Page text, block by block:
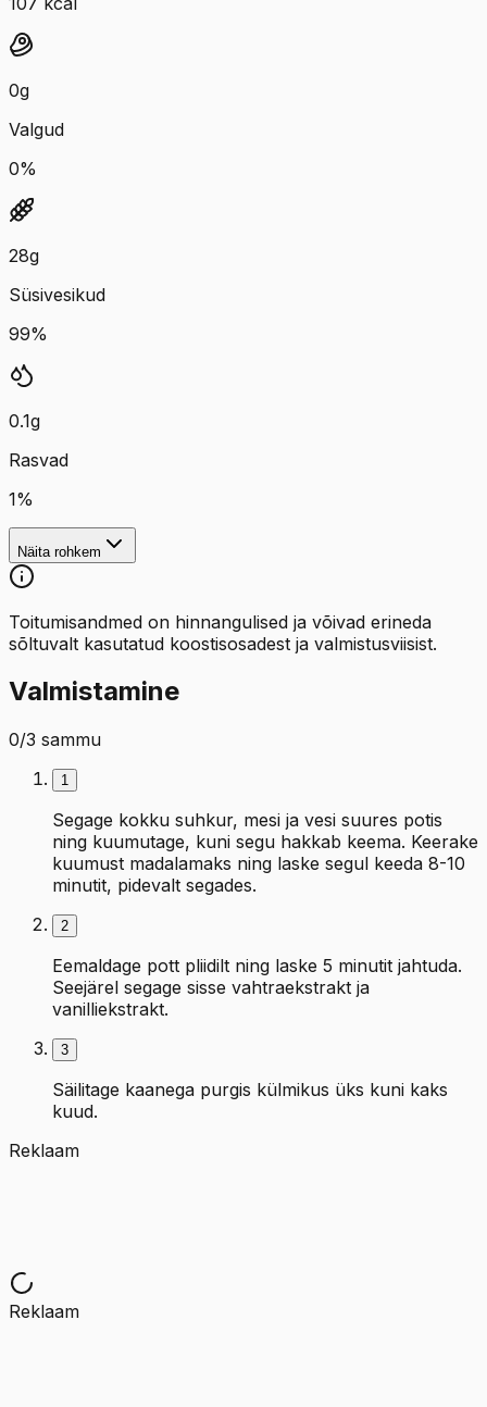
0g
Valgud
0%
28g
Süsivesikud
99%
0.1g
Rasvad
1%
Näita rohkem
Toitumisandmed on hinnangulised ja võivad erineda
sõltuvalt kasutatud koostisosadest ja valmistusviisist.
Valmistamine
0/3 sammu
1
Segage kokku suhkur, mesi ja vesi suures potis
ning kuumutage, kuni segu hakkab keema. Keerake
kuumust madalamaks ning laske segul keeda 8-10
minutit, pidevalt segades.
2
Eemaldage pott pliidilt ning laske 5 minutit jahtuda.
Seejärel segage sisse vahtraekstrakt ja
vanilliekstrakt.
3
Säilitage kaanega purgis külmikus üks kuni kaks
kuud.
Reklaam
Reklaam